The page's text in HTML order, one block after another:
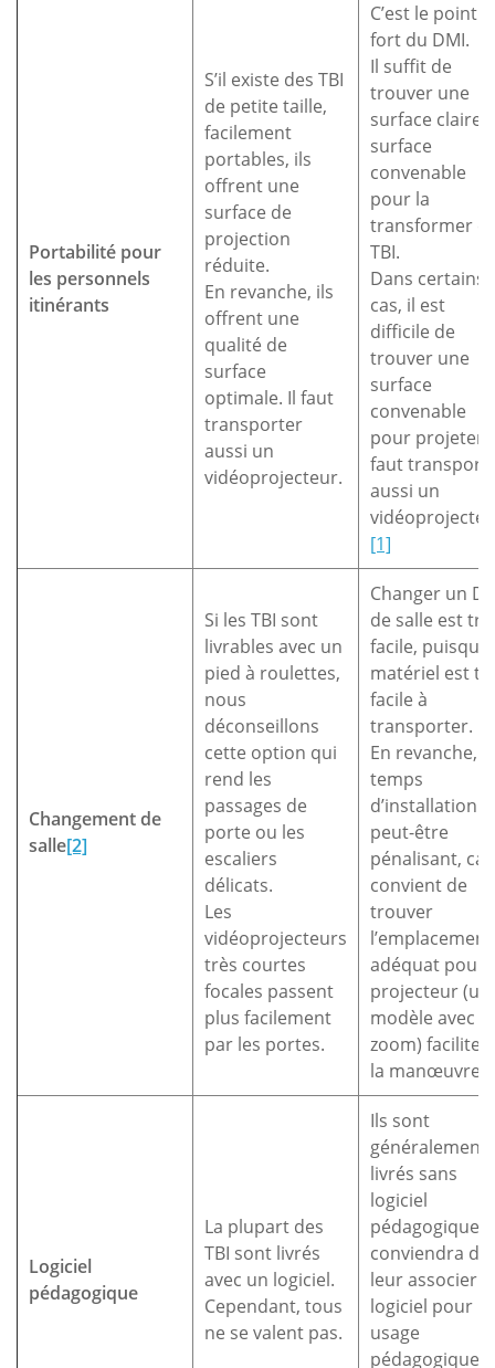
Portabilité pour
les personnels
itinérants
S’il existe des TBI
de petite taille,
facilement
portables, ils
offrent une
surface de
projection
réduite.
En revanche, ils
offrent une
qualité de
surface
optimale. Il faut
transporter
aussi un
vidéoprojecteur.
C’est le point
fort du DMI.
Il suffit de
trouver une
surface claire
surface
convenable
pour la
transformer
TBI.
Dans certains
cas, il est
difficile de
trouver une
surface
convenable
pour projeter.
faut
aussi un
[1]
Changement de
salle[2]
Si les TBI sont
livrables avec un
pied à roulettes,
nous
déconseillons
cette option qui
rend les
passages de
porte ou les
escaliers
délicats.
Les
vidéoprojecteurs
très courtes
focales passent
plus facilement
par les portes.
Changer un
de salle est
facile, puisque
matériel est
facile à
transporter.
En revanche, le
temps
d’installation
peut-être
pénalisant,
convient de
trouver
l’emplacement
adéquat pour
projecteur (un
modèle avec
zoom)
la manœuvre.
Logiciel
pédagogique
La plupart des
TBI sont livrés
avec un logiciel.
Cependant, tous
ne se valent pas.
Ils sont
généralement
livrés sans
logiciel
pédagogique.
conviendra de
leur associer
logiciel pour
usage
pédagogique